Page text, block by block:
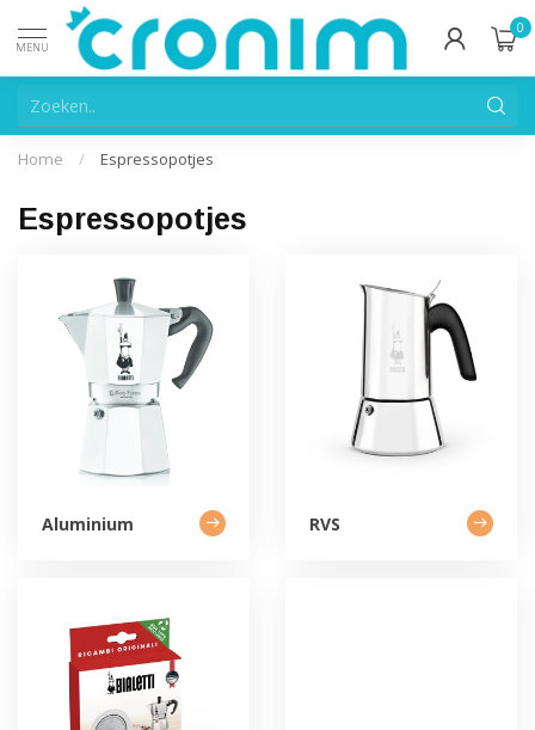
MENU
0
Home / Espressopotjes
Espressopotjes
Aluminium RVS